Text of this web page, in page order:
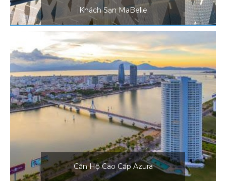
Khách Sạn MaBelle
Căn Hộ Cao Cấp Azura
Căn Hộ Cao Cấp Azura
Khu căn hộ Azura cao 34 tầng bao
gồm 225 căn hộ thương mại và căn
hộ duplex, nằm kiêu hãnh bên
cạnh dòng sông Hàn thơ mộng.